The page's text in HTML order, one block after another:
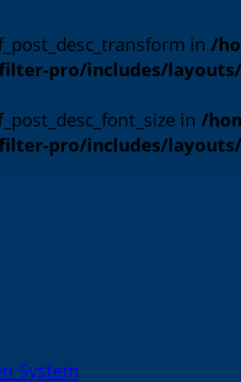
in /
pro/includes/
in /
pro/includes/